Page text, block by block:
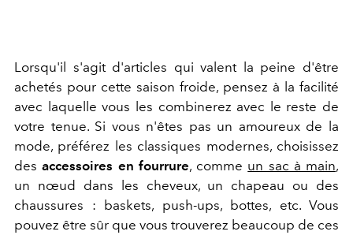
Lorsqu'il s'agit d'articles qui valent la peine d'être
achetés pour cette saison froide, pensez à la facilité
avec laquelle vous les combinerez avec le reste de
votre tenue. Si vous n'êtes pas un amoureux de la
mode, préférez les classiques modernes, choisissez
des accessoires en fourrure, comme un sac à main,
un nœud dans les cheveux, un chapeau ou des
chaussures : baskets, push-ups, bottes, etc. Vous
pouvez être sûr que vous trouverez beaucoup de ces